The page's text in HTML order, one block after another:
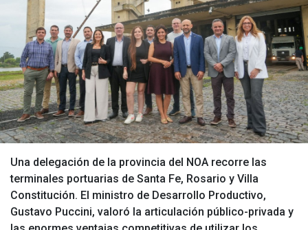
Una delegación de la provincia del NOA recorre las
terminales portuarias de Santa Fe, Rosario y Villa
Constitución. El ministro de Desarrollo Productivo,
Gustavo Puccini, valoró la articulación público-privada y